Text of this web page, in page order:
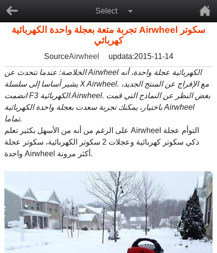
Select
تجربة متعة بعجلة واحدة الكهربائية Airwheel سكوتر
كهربائي
SourceAirwheel
updata:2015-11-14
الخلاصة: عندما نتحدث عن Airwheel الكهربائية عجلة واحدة، أنه
يشير أساسا إلى سلسلة X Airwheel. مع الإفراج عن المنتج الجديد،
انضمت F3 الكهربائية Airwheel. بغض النظر عن النماذج التي قمت
باختيار، يمكنك تجربة سعدت بعجلة واحدة الكهربائية Airwheel
تماما.
على الرغم من أنه من الأسهل بكثير تعلم Airwheel التوأم عجلة
ذكي سكوتر كهربائية وعجلات 2 سكوتر الكهربائية، سكوتر عجلة
واحدة Airwheel أكثر مرونة.